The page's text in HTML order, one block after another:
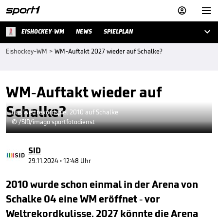


EISHOCKEY-WM NEWS SPIELPLAN 
Eishockey-WM > WM-Auftakt 2027 wieder auf Schalke?
WM-Auftakt wieder auf
Schalke?
Das Weltrekordspiel 2010 auf Schalke
© /SID/imago sportfotodienst
SID
29.11.2024 • 12:48 Uhr
2010 wurde schon einmal in der Arena von
Schalke 04 eine WM eröffnet - vor
Weltrekordkulisse. 2027 könnte die Arena